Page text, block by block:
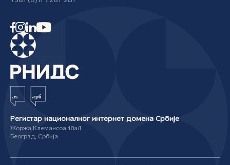
Регистар националног интернет домена Србије
Жоржа Клемансоа 18а/I
Београд, Србија